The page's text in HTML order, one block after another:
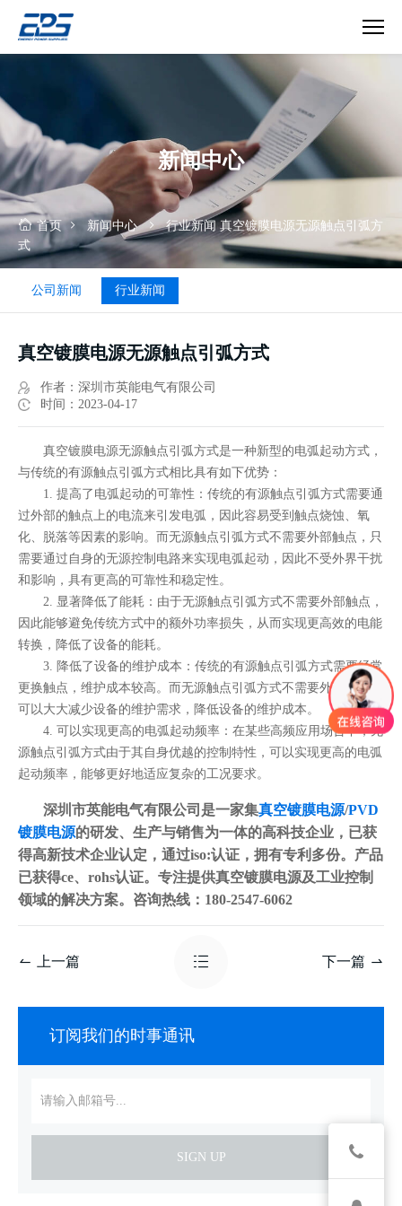
镀
电
源
无
源
触
引
新闻中心
首页 新闻中心 行业新闻 真空镀膜电源无源触点引弧方
式
公司新闻 行业新闻
真空镀膜电源无源触点引弧方式
作者：深圳市英能电气有限公司
时间：2023-04-17
真空镀膜电源无源触点引弧方式是一种新型的电弧起动方式，
与传统的有源触点引弧方式相比具有如下优势：
1. 提高了电弧起动的可靠性：传统的有源触点引弧方式需要通
过外部的触点上的电流来引发电弧，因此容易受到触点烧蚀、氧
化、脱落等因素的影响。而无源触点引弧方式不需要外部触点，只
需要通过自身的无源控制电路来实现电弧起动，因此不受外界干扰
和影响，具有更高的可靠性和稳定性。
2. 显著降低了能耗：由于无源触点引弧方式不需要外部触点，
因此能够避免传统方式中的额外功率损失，从而实现更高效的电能
转换，降低了设备的能耗。
3. 降低了设备的维护成本：传统的有源触点引弧方式需要经常
更换触点，维护成本较高。而无源触点引弧方式不需要外部触点，
可以大大减少设备的维护需求，降低设备的维护成本。
4. 可以实现更高的电弧起动频率：在某些高频应用场合下，无
源触点引弧方式由于其自身优越的控制特性，可以实现更高的电弧
起动频率，能够更好地适应复杂的工况要求。
深圳市英能电气有限公司是一家集真空镀膜电源/PVD
镀膜电源的研发、生产与销售为一体的高科技企业，已获
得高新技术企业认定，通过iso:认证，拥有专利多份。产品
已获得ce、rohs认证。专注提供真空镀膜电源及工业控制
领域的解决方案。咨询热线：180-2547-6062
上一篇 下一篇
订阅我们的时事通讯
SIGN UP